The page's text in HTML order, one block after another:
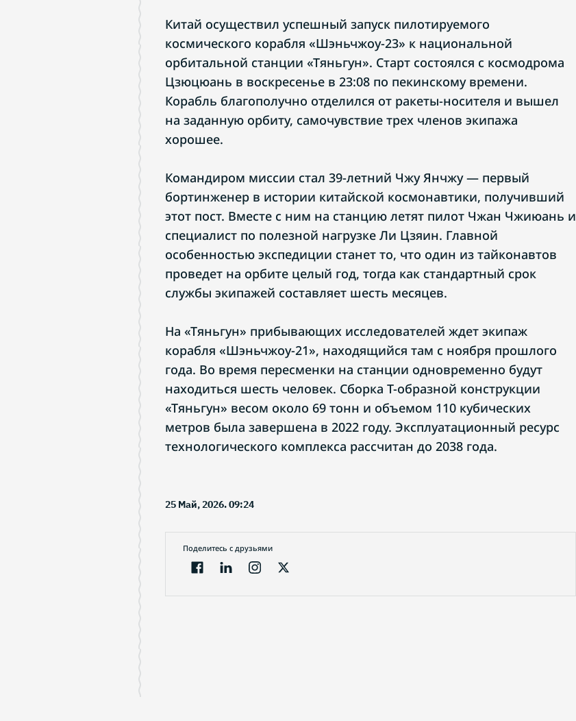
Китай осуществил успешный запуск пилотируемого
космического корабля «Шэньчжоу-23» к национальной
орбитальной станции «Тяньгун». Старт состоялся с космодрома
Цзюцюань в воскресенье в 23:08 по пекинскому времени.
Корабль благополучно отделился от ракеты-носителя и вышел
на заданную орбиту, самочувствие трех членов экипажа
хорошее.
Командиром миссии стал 39-летний Чжу Янчжу — первый
бортинженер в истории китайской космонавтики, получивший
этот пост. Вместе с ним на станцию летят пилот Чжан Чжиюань и
специалист по полезной нагрузке Ли Цзяин. Главной
особенностью экспедиции станет то, что один из тайконавтов
проведет на орбите целый год, тогда как стандартный срок
службы экипажей составляет шесть месяцев.
На «Тяньгун» прибывающих исследователей ждет экипаж
корабля «Шэньчжоу-21», находящийся там с ноября прошлого
года. Во время пересменки на станции одновременно будут
находиться шесть человек. Сборка Т-образной конструкции
«Тяньгун» весом около 69 тонн и объемом 110 кубических
метров была завершена в 2022 году. Эксплуатационный ресурс
технологического комплекса рассчитан до 2038 года.
25 Май, 2026. 09:24
Поделитесь с друзьями